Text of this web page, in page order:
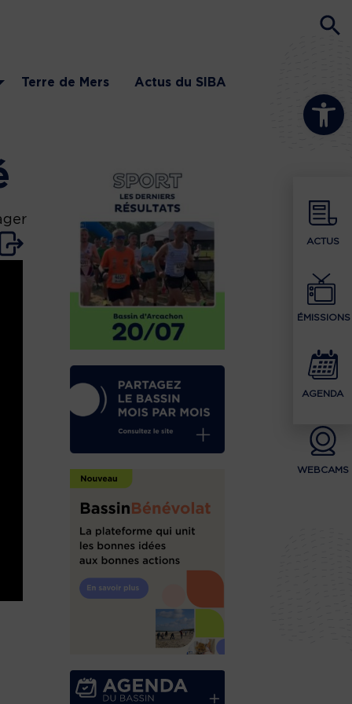
Ouvrir la
ACTUS
ÉMISSIONS
AGENDA
WEBCAMS
Terre de Mers Actus du SIBA